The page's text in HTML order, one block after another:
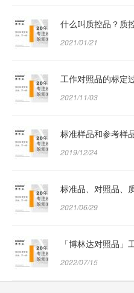
什么叫质控品？质
2021/01/21
工作对照品的标定
2021/11/03
标准样品和参考样
2019/12/24
标准品、对照品、
2021/06/29
「博林达对照品
2022/07/15